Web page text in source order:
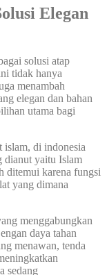
Elegan
solusi atap
tidak hanya
menambah
elegan dan bahan
utama bagi
islam, di indonesia
dianut yaitu Islam
ditemui karena fungsi
yang dimana
menggabungkan
daya tahan
menawan, tenda
sedang